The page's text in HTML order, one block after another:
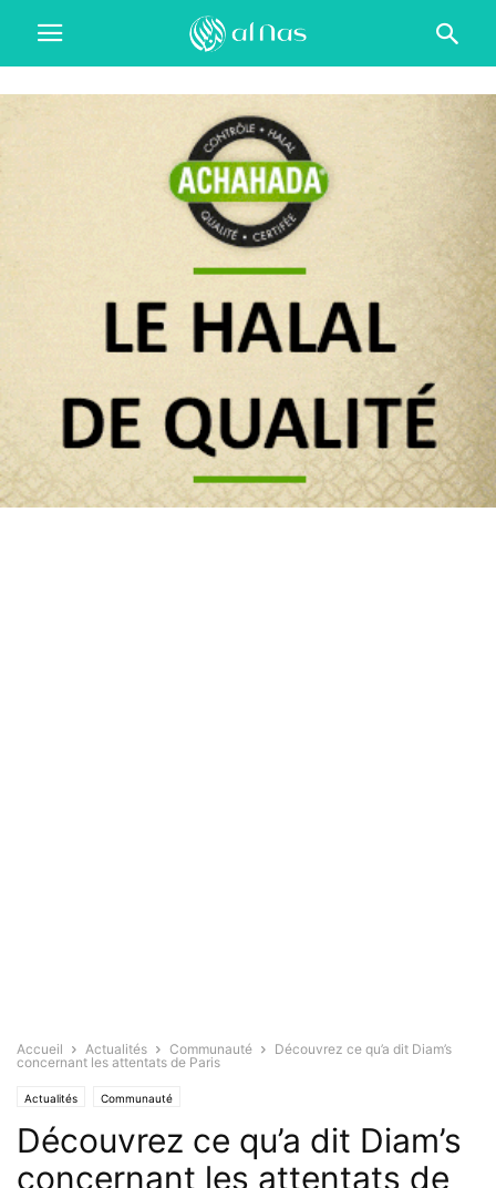
Accueil Actualités Communauté
Découvrez ce qu’a dit Diam’s
concernant les attentats de Paris
Actualités Communauté
Découvrez ce qu’a dit Diam’s
concernant les attentats de